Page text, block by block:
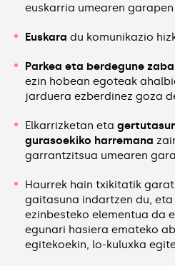
euskarria umearen
Euskara du komunikazio
Parkea eta berdegune
ezin hobean egoteak
jarduera ezberdinez goza
Elkarrizketan eta
gurasoekiko harremana
garrantzitsua umearen
Haurrek hain txikitatik
gaitasuna indartzen du, eta
ezinbesteko elementua da
egunari hasiera emateko
egitekoekin, lo-kuluxka